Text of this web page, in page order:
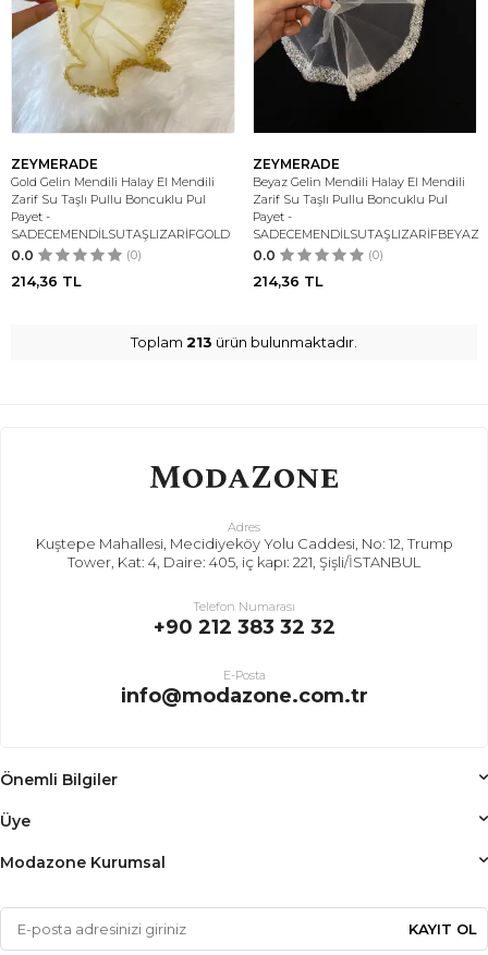
ZEYMERADE
Gold Gelin Mendili Halay El Mendili
Zarif Su Taşlı Pullu Boncuklu Pul
Payet -
SADECEMENDİLSUTAŞLIZARİFGOLD
0.0 (0)
214,36 TL
ZEYMERADE
Beyaz Gelin Mendili Halay El Mendili
Zarif Su Taşlı Pullu Boncuklu Pul
Payet -
SADECEMENDİLSUTAŞLIZARİFBEYAZ
0.0 (0)
214,36 TL
Toplam 213 ürün bulunmaktadır.
Adres
Kuştepe Mahallesi, Mecidiyeköy Yolu Caddesi, No: 12, Trump
Tower, Kat: 4, Daire: 405, iç kapı: 221, Şişli/İSTANBUL
Telefon Numarası
+90 212 383 32 32
E-Posta
info@modazone.com.tr
Önemli Bilgiler
Üye
Modazone Kurumsal
KAYIT OL